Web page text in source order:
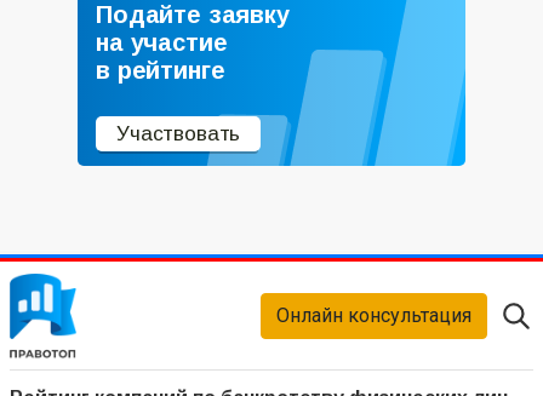
Подайте заявку
на участие
в рейтинге
Участвовать
Онлайн консультация